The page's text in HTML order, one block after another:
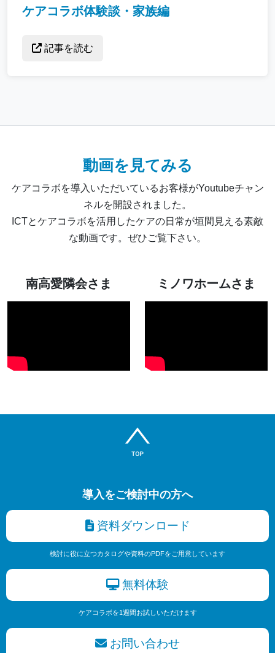
ケアコラボ体験談・家族編
記事を読む
動画を見てみる
ケアコラボを導入いただいているお客様がYoutubeチャン
ネルを開設されました。
ICTとケアコラボを活用したケアの日常が垣間見える素敵
な動画です。ぜひご覧下さい。
南高愛隣会さま ミノワホームさま
導入をご検討中の方へ
資料ダウンロード
検討に役に立つカタログや資料のPDFをご用意しています
無料体験
ケアコラボを1週間お試しいただけます
お問い合わせ